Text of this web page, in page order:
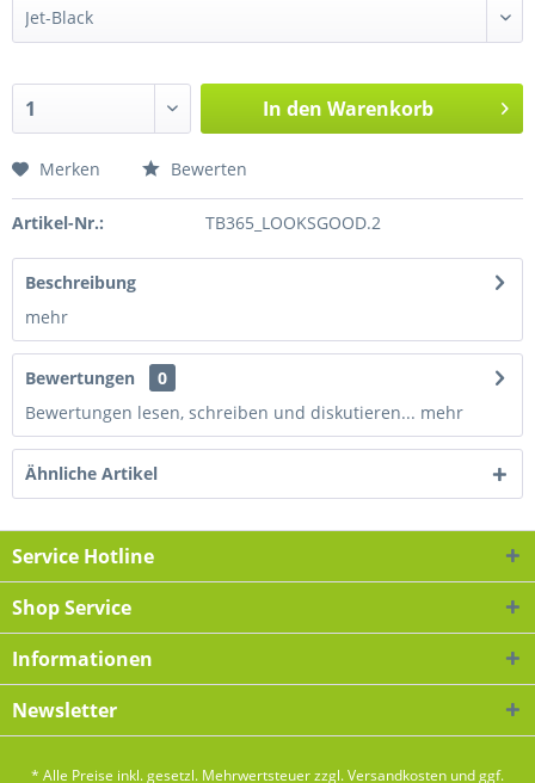
In den Warenkorb
Merken Bewerten
Artikel-Nr.: TB365_LOOKSGOOD.2
Beschreibung
mehr
Bewertungen
0
Bewertungen lesen, schreiben und diskutieren... mehr
Ähnliche Artikel
Service Hotline
Shop Service
Informationen
Newsletter
* Alle Preise inkl. gesetzl. Mehrwertsteuer zzgl.Versandkosten und ggf.